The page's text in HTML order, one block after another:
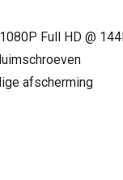
Full HD @
afscherming